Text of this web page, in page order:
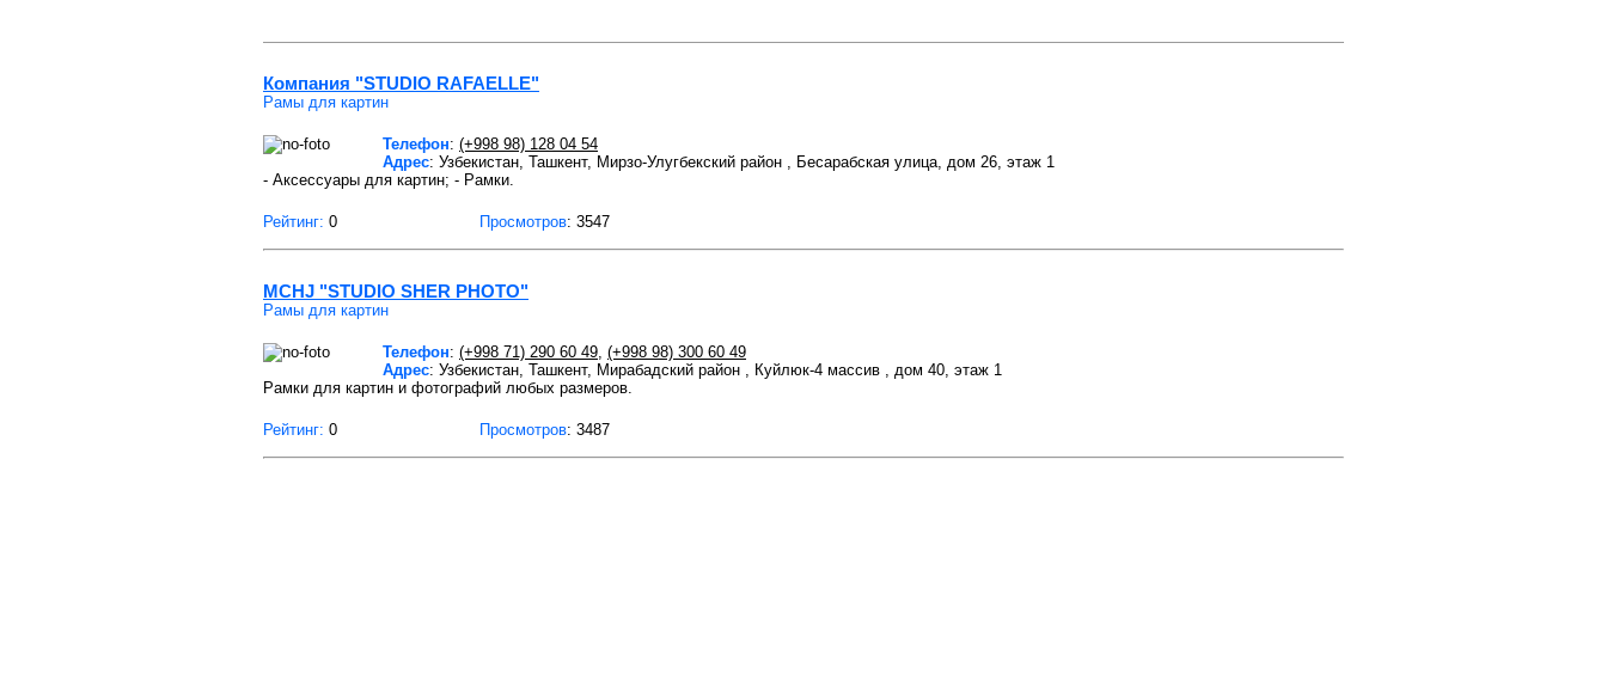
Компания "STUDIO RAFAELLE"
Рамы для картин
Телефон: (+998 98) 128 04 54
Адрес: Узбекистан, Ташкент, Мирзо-Улугбекский район , Бесарабская улица, дом 26, этаж 1
- Аксессуары для картин; - Рамки.
Рейтинг: 0 Просмотров: 3547
MCHJ "STUDIO SHER PHOTO"
Рамы для картин
Телефон: (+998 71) 290 60 49, (+998 98) 300 60 49
Адрес: Узбекистан, Ташкент, Мирабадский район , Куйлюк-4 массив , дом 40, этаж 1
Рамки для картин и фотографий любых размеров.
Рейтинг: 0 Просмотров: 3487